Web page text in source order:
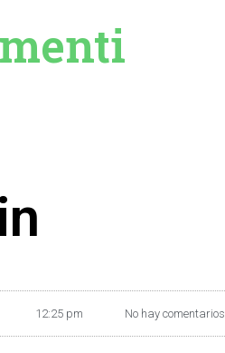
12:25 pm No hay comentarios